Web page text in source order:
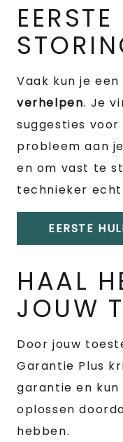
Vaak kun je een
verhelpen. Je
suggesties
probleem aan
en om vast te
technieker echt
EERSTE
HAAL
JOUW
Door jouw
Garantie Plus
garantie en
oplossen
hebben.